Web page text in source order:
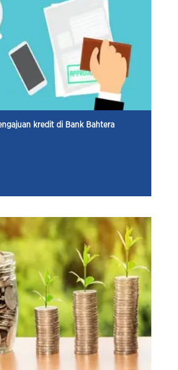
kredit di Bank Bahtera